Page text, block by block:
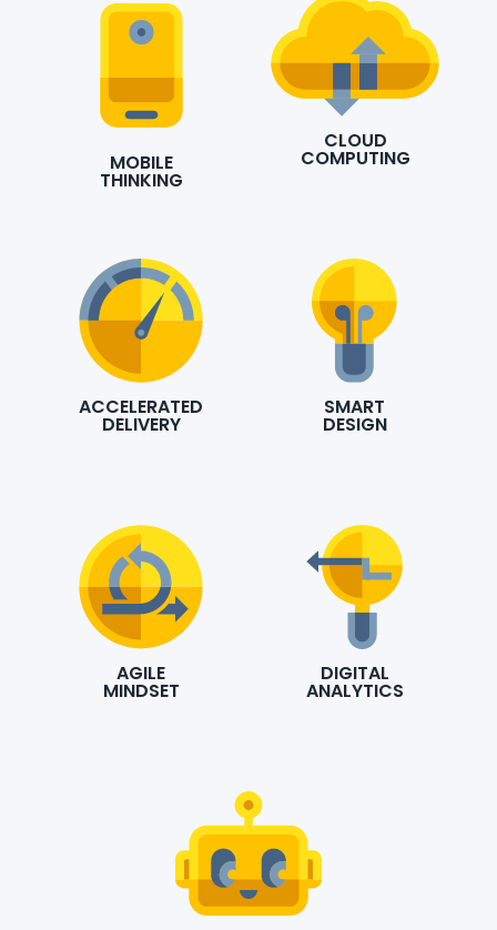
MOBILE
THINKING
CLOUD
COMPUTING
ACCELERATED
DELIVERY
SMART
DESIGN
AGILE
MINDSET
DIGITAL
ANALYTICS